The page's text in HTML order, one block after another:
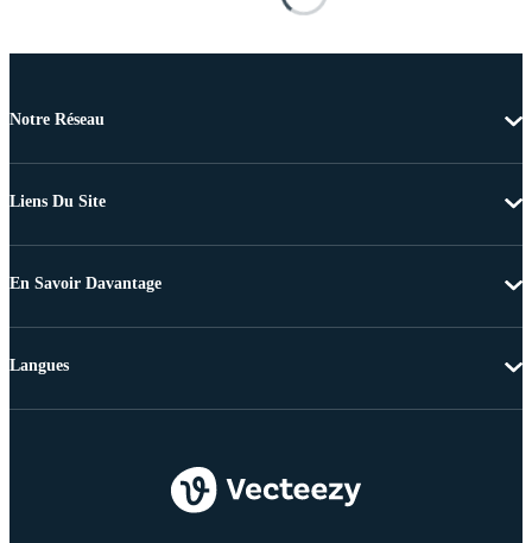
Notre Réseau
Liens Du Site
En Savoir Davantage
Langues